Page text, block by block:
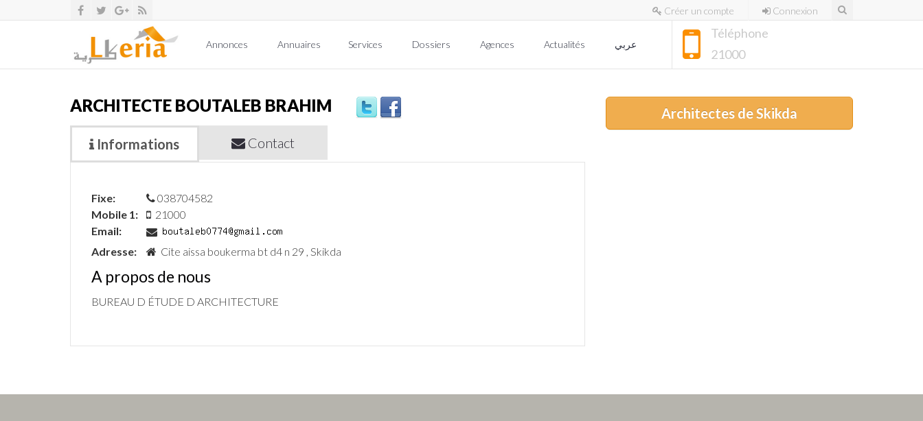
Créer un compte Connexion
Téléphone
21000
Annonces Annuaires Services Dossiers Agences Actualités
ARCHITECTE BOUTALEB BRAHIM
Informations Contact
Fixe:
038704582
Mobile 1:
21000
Email:
Adresse:
Cite aissa boukerma bt d4 n 29 , Skikda
A propos de nous
BUREAU D ÉTUDE D ARCHITECTURE
Architectes de Skikda